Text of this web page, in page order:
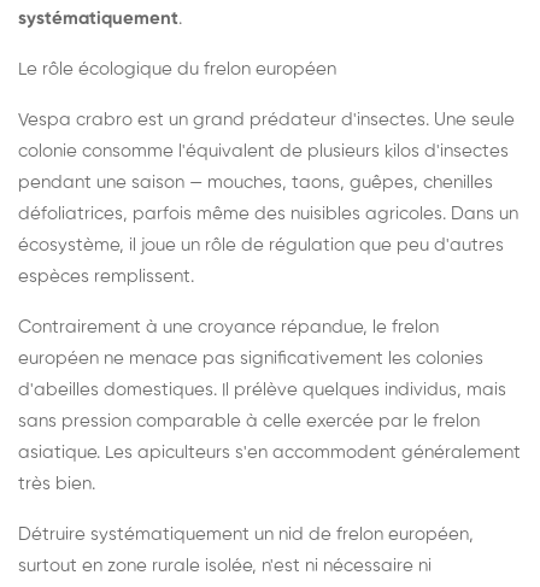
systématiquement.
Le rôle écologique du frelon européen
Vespa crabro est un grand prédateur d'insectes. Une seule
colonie consomme l'équivalent de plusieurs kilos d'insectes
pendant une saison — mouches, taons, guêpes, chenilles
défoliatrices, parfois même des nuisibles agricoles. Dans un
écosystème, il joue un rôle de régulation que peu d'autres
espèces remplissent.
Contrairement à une croyance répandue, le frelon
européen ne menace pas significativement les colonies
d'abeilles domestiques. Il prélève quelques individus, mais
sans pression comparable à celle exercée par le frelon
asiatique. Les apiculteurs s'en accommodent généralement
très bien.
Détruire systématiquement un nid de frelon européen,
surtout en zone rurale isolée, n'est ni nécessaire ni